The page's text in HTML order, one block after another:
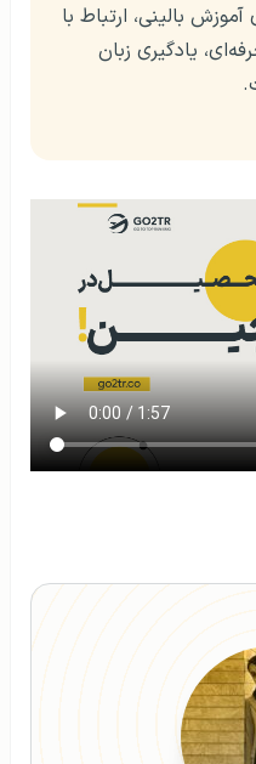
بالینی، ارتباط با
یادگیری زبان